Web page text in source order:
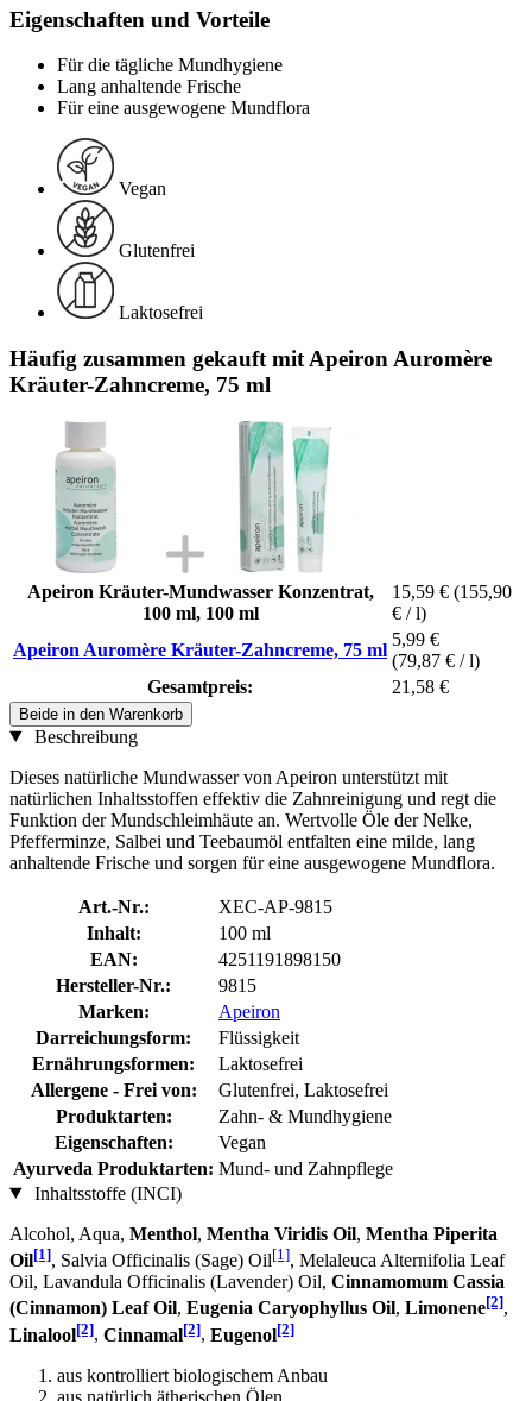
Eigenschaften und Vorteile
Für die tägliche Mundhygiene
Lang anhaltende Frische
Für eine ausgewogene Mundflora
Vegan
Glutenfrei
Laktosefrei
Häufig zusammen gekauft mit Apeiron Auromère
Kräuter-Zahncreme, 75 ml
Apeiron Kräuter-Mundwasser Konzentrat,
100 ml, 100 ml
15,59 € (155,90
€ / l)
Apeiron Auromère Kräuter-Zahncreme, 75 ml
5,99 €
(79,87 € / l)
Gesamtpreis:
21,58 €
Beide in den Warenkorb
Beschreibung
Dieses natürliche Mundwasser von Apeiron unterstützt mit
natürlichen Inhaltsstoffen effektiv die Zahnreinigung und regt die
Funktion der Mundschleimhäute an. Wertvolle Öle der Nelke,
Pfefferminze, Salbei und Teebaumöl entfalten eine milde, lang
anhaltende Frische und sorgen für eine ausgewogene Mundflora.
Art.-Nr.:
XEC-AP-9815
Inhalt:
100 ml
EAN:
4251191898150
Hersteller-Nr.:
9815
Marken:
Apeiron
Darreichungsform:
Flüssigkeit
Ernährungsformen:
Laktosefrei
Allergene - Frei von:
Glutenfrei, Laktosefrei
Produktarten:
Zahn- & Mundhygiene
Eigenschaften:
Vegan
Ayurveda Produktarten: Mund- und Zahnpflege
Inhaltsstoffe (INCI)
Alcohol, Aqua, Menthol, Mentha Viridis Oil, Mentha Piperita
Oil[1], Salvia Officinalis (Sage) Oil[1], Melaleuca Alternifolia Leaf
Oil, Lavandula Officinalis (Lavender) Oil, Cinnamomum Cassia
(Cinnamon) Leaf Oil, Eugenia Caryophyllus Oil, Limonene[2],
Linalool[2], Cinnamal[2], Eugenol[2]
aus kontrolliert biologischem Anbau
aus natürlich ätherischen Ölen